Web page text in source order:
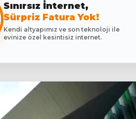
Sınırsız İnternet,
Sürpriz Fatura Yok!
Kendi altyapımız ve son teknoloji ile
evinize özel kesintisiz internet.